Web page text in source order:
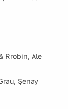
Rrobin, Ale
Şenay